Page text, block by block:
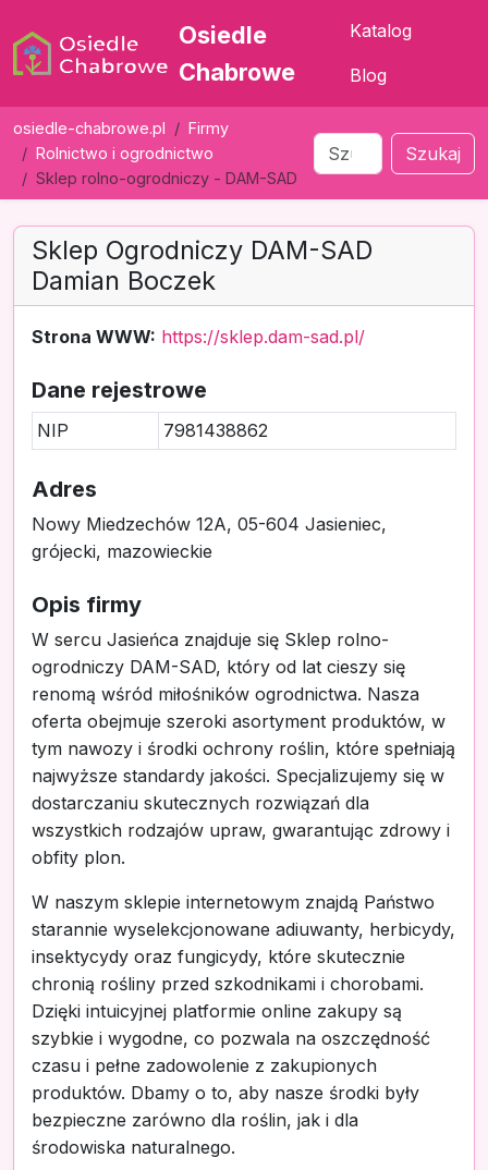
Osiedle
Chabrowe
Katalog
Blog
osiedle-chabrowe.pl
Firmy
Rolnictwo i ogrodnictwo
Sklep rolno-ogrodniczy - DAM-SAD
Szukaj
Sklep Ogrodniczy DAM-SAD
Damian Boczek
Strona WWW: https://sklep.dam-sad.pl/
Dane rejestrowe
NIP 7981438862
Adres
Nowy Miedzechów 12A, 05-604 Jasieniec,
grójecki, mazowieckie
Opis firmy
W sercu Jasieńca znajduje się Sklep rolno-
ogrodniczy DAM-SAD, który od lat cieszy się
renomą wśród miłośników ogrodnictwa. Nasza
oferta obejmuje szeroki asortyment produktów, w
tym nawozy i środki ochrony roślin, które spełniają
najwyższe standardy jakości. Specjalizujemy się w
dostarczaniu skutecznych rozwiązań dla
wszystkich rodzajów upraw, gwarantując zdrowy i
obfity plon.
W naszym sklepie internetowym znajdą Państwo
starannie wyselekcjonowane adiuwanty, herbicydy,
insektycydy oraz fungicydy, które skutecznie
chronią rośliny przed szkodnikami i chorobami.
Dzięki intuicyjnej platformie online zakupy są
szybkie i wygodne, co pozwala na oszczędność
czasu i pełne zadowolenie z zakupionych
produktów. Dbamy o to, aby nasze środki były
bezpieczne zarówno dla roślin, jak i dla
środowiska naturalnego.